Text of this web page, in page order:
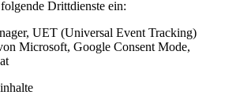
Drittdienste ein:
UET (Universal Event Tracking)
Microsoft, Google Consent Mode,